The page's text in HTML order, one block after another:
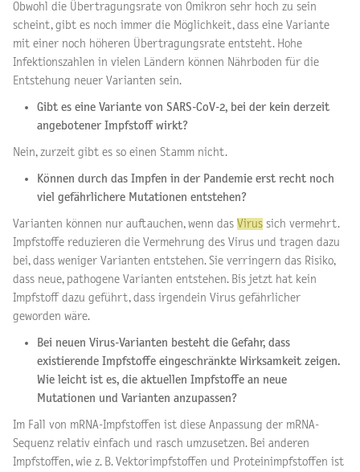
Obwohl die Übertragungsrate von Omikron sehr hoch zu sein
scheint, gibt es noch immer die Möglichkeit, dass eine Variante
mit einer noch höheren Übertragungsrate entsteht. Hohe
Infektionszahlen in vielen Ländern können Nährboden für die
Entstehung neuer Varianten sein.
Gibt es eine Variante von SARS-CoV-2, bei der kein derzeit
angebotener Impfstoff wirkt?
Nein, zurzeit gibt es so einen Stamm nicht.
Können durch das Impfen in der Pandemie erst recht noch
viel gefährlichere Mutationen entstehen?
Varianten können nur auftauchen, wenn das Virus sich vermehrt.
Impfstoffe reduzieren die Vermehrung des Virus und tragen dazu
bei, dass weniger Varianten entstehen. Sie verringern das Risiko,
dass neue, pathogene Varianten entstehen. Bis jetzt hat kein
Impfstoff dazu geführt, dass irgendein Virus gefährlicher
geworden wäre.
Bei neuen Virus-Varianten besteht die Gefahr, dass
existierende Impfstoffe eingeschränkte Wirksamkeit zeigen.
Wie leicht ist es, die aktuellen Impfstoffe an neue
Mutationen und Varianten anzupassen?
Im Fall von mRNA-Impfstoffen ist diese Anpassung der mRNA-
Sequenz relativ einfach und rasch umzusetzen. Bei anderen
Impfstoffen, wie z. B. Vektorimpfstoffen und Proteinimpfstoffen ist